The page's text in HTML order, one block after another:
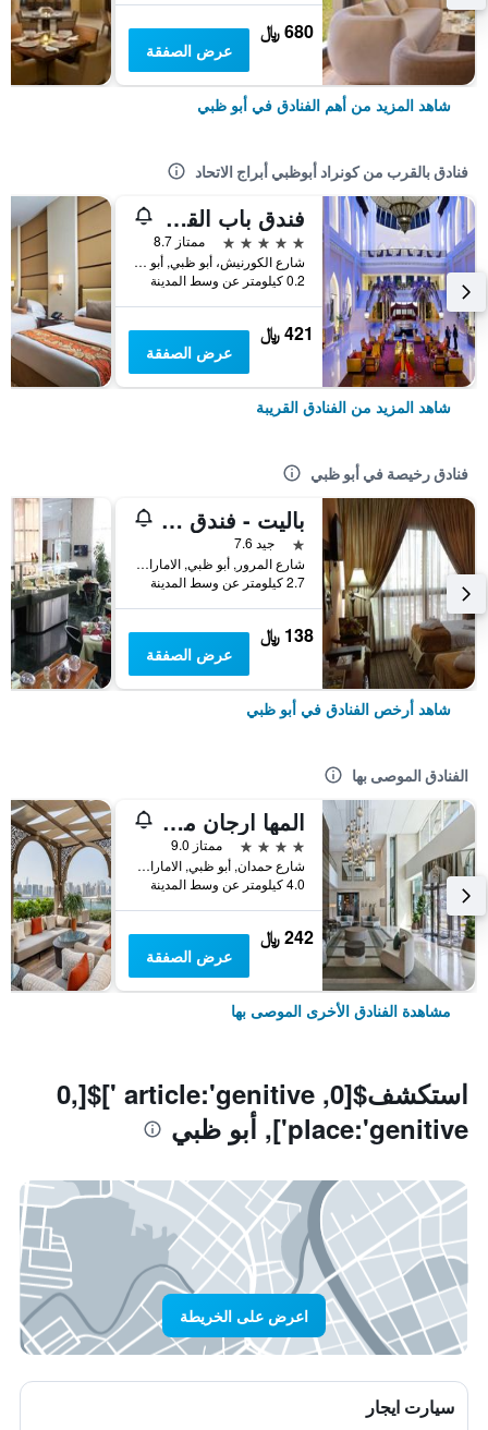
680 ﷼
عرض الصفقة
شاهد المزيد من أهم الفنادق في أبو ظبي
فنادق بالقرب من كونراد أبوظبي أبراج الاتحاد
فندق باب القصر
5 نجوم
ممتاز 8.7
شارع الكورنيش، أبو ظبي, أبو ظبي, الامارات العربية المتحدة
0.2 كيلومتر عن وسط المدينة
421 ﷼
عرض الصفقة
شاهد المزيد من الفنادق القريبة
فنادق رخيصة في أبو ظبي
باليت - فندق توب ستارز
نجمة واحدة
جيد 7.6
شارع المرور, أبو ظبي, الامارات العربية المتحدة
2.7 كيلومتر عن وسط المدينة
138 ﷼
عرض الصفقة
شاهد أرخص الفنادق في أبو ظبي
الفنادق الموصى بها
المها ارجان من روتانا
4 نجوم
ممتاز 9.0
شارع حمدان, أبو ظبي, الامارات العربية المتحدة
4.0 كيلومتر عن وسط المدينة
242 ﷼
عرض الصفقة
مشاهدة الفنادق الأخرى الموصى بها
استكشف$[0, article:'genitive ']$[0,
place:'genitive'], أبو ظبي
اعرض على الخريطة
سيارت ايجار